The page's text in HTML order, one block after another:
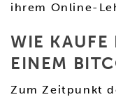
ihrem Online-
WIE
EINEM
Zum Zeitpunkt